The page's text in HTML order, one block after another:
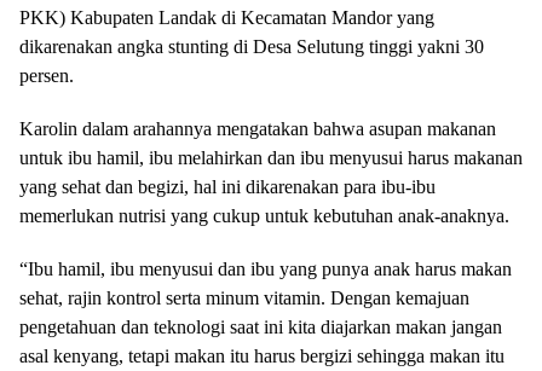
PKK) Kabupaten Landak di Kecamatan Mandor yang
dikarenakan angka stunting di Desa Selutung tinggi yakni 30
persen.
Karolin dalam arahannya mengatakan bahwa asupan makanan
untuk ibu hamil, ibu melahirkan dan ibu menyusui harus makanan
yang sehat dan begizi, hal ini dikarenakan para ibu-ibu
memerlukan nutrisi yang cukup untuk kebutuhan anak-anaknya.
“Ibu hamil, ibu menyusui dan ibu yang punya anak harus makan
sehat, rajin kontrol serta minum vitamin. Dengan kemajuan
pengetahuan dan teknologi saat ini kita diajarkan makan jangan
asal kenyang, tetapi makan itu harus bergizi sehingga makan itu